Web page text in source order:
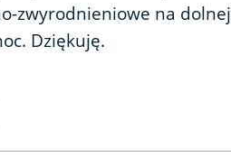
zwyrodnieniowe na dolnej
Dziękuję.